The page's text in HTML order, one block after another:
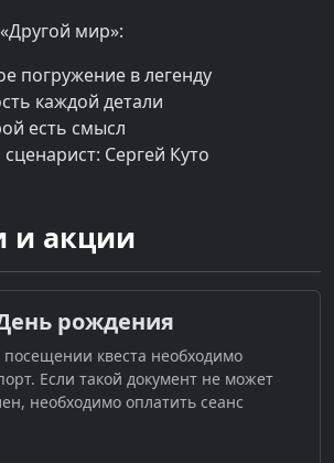
мир»:
погружение в легенду
каждой детали
есть смысл
Сергей Куто
и акции
рождения
квеста необходимо
Если такой документ не может
необходимо оплатить сеанс